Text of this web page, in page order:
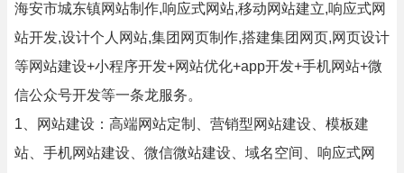
海安市城东镇网站制作,响应式网站,移动网站建立,响应式网
站开发,设计个人网站,集团网页制作,搭建集团网页,网页设计
等网站建设+小程序开发+网站优化+app开发+手机网站+微
信公众号开发等一条龙服务。
1、网站建设：高端网站定制、营销型网站建设、模板建
站、手机网站建设、微信微站建设、域名空间、响应式网